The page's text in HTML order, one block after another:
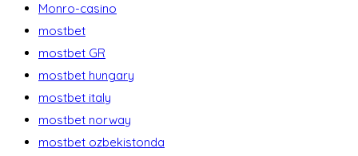
Monro-casino
mostbet
mostbet GR
mostbet hungary
mostbet italy
mostbet norway
mostbet ozbekistonda